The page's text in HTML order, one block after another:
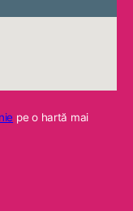
pe o hartă mai